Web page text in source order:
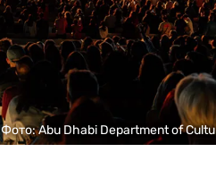
Фото: Abu Dhabi Department of